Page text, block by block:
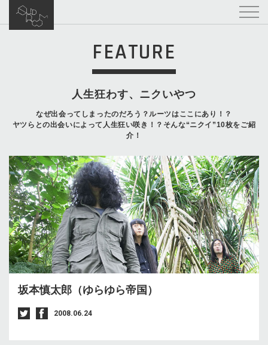
FEATURE
人生狂わす、ニクいやつ
なぜ出会ってしまったのだろう？ルーツはここにあり！？
ヤツらとの出会いによって人生狂い咲き！？そんな“ニクイ”10枚をご紹
介！
坂本慎太郎（ゆらゆら帝国）
2008.06.24